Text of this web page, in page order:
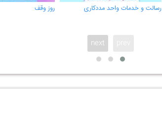
رسالت و خدمات واحد مددکاری روز وقف
next